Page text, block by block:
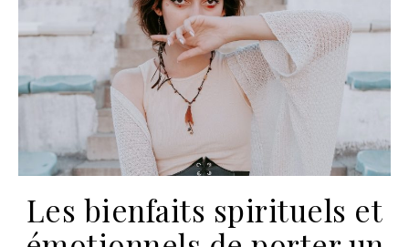
Les bienfaits spirituels et